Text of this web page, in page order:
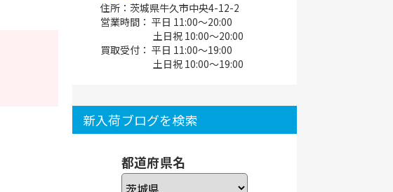
住所：茨城県牛久市中央4-12-2
営業時間： 平日 11:00～20:00
土日祝 10:00～20:00
買取受付： 平日 11:00～19:00
土日祝 10:00～19:00
新入荷ブログを検索
都道府県名